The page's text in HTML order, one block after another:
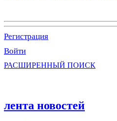
Регистрация
Войти
РАСШИРЕННЫЙ ПОИСК
лента новостей